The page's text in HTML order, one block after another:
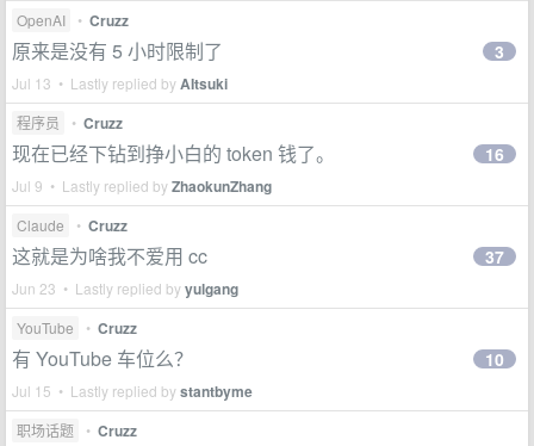
OpenAI • Cruzz
原来是没有 5 小时限制了
Jul 13 • Lastly replied byAItsuki
3
程序员 • Cruzz
现在已经下钻到挣小白的 token 钱了。
Jul 9 • Lastly replied byZhaokunZhang
16
Claude • Cruzz
这就是为啥我不爱用 cc
Jun 23 • Lastly replied byyulgang
37
YouTube • Cruzz
有 YouTube 车位么？
Jul 15 • Lastly replied bystantbyme
10
职场话题 • Cruzz